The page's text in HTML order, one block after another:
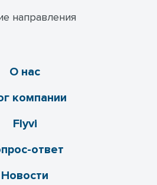
направления
О нас
компании
Flyvi
ответ
Новости